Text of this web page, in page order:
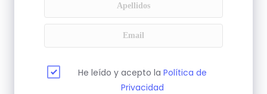
He leído y acepto la Política de
Privacidad